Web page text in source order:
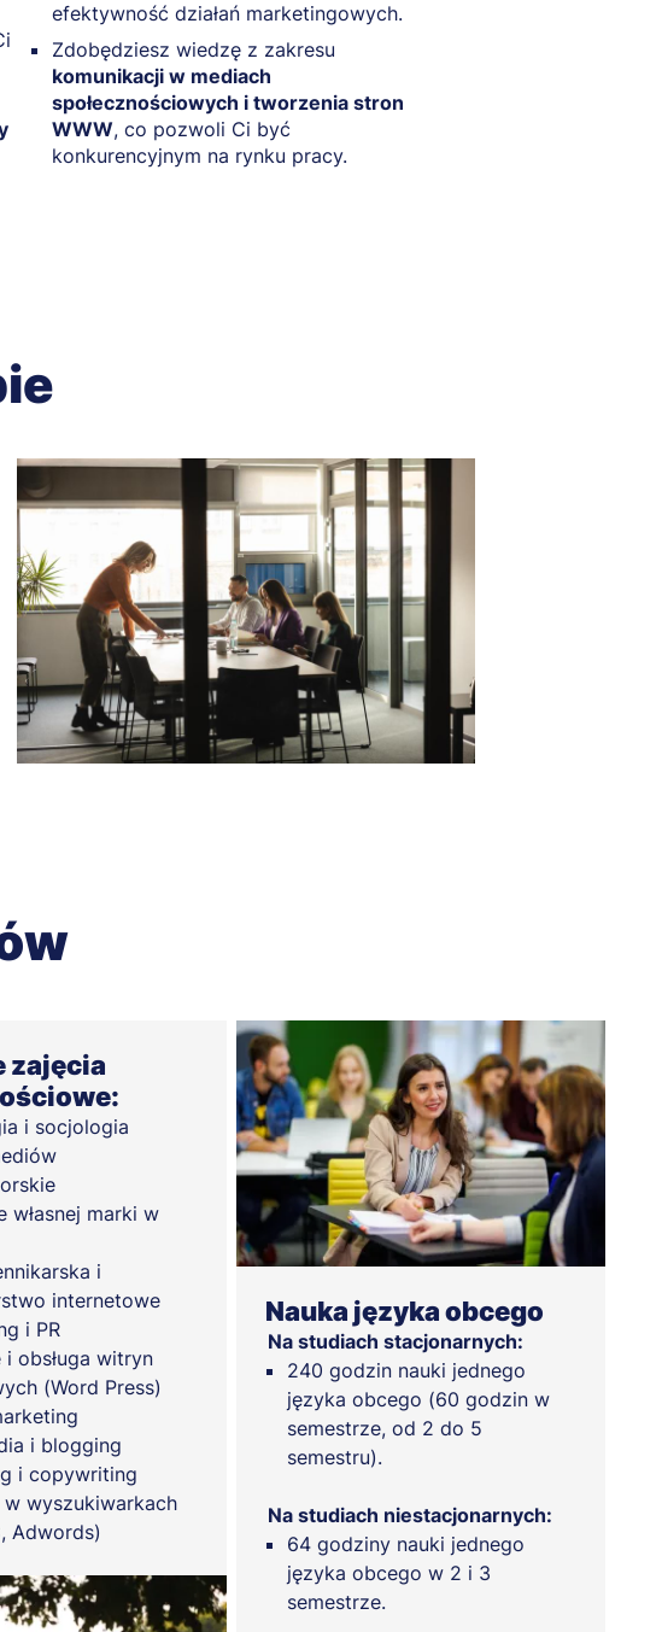
efektywność działań marketingowych.
Zdobędziesz wiedzę z zakresu
komunikacji w mediach
społecznościowych i tworzenia stron
WWW, co pozwoli Ci być
konkurencyjnym na rynku pracy.
zajęcia
i socjologia
własnej marki w
i
internetowe
i PR
i obsługa witryn
(Word Press)
i blogging
i copywriting
wyszukiwarkach
Adwords)
Nauka języka obcego
Na studiach stacjonarnych:
240 godzin nauki jednego
języka obcego (60 godzin w
semestrze, od 2 do 5
semestru).
Na studiach niestacjonarnych:
64 godziny nauki jednego
języka obcego w 2 i 3
semestrze.